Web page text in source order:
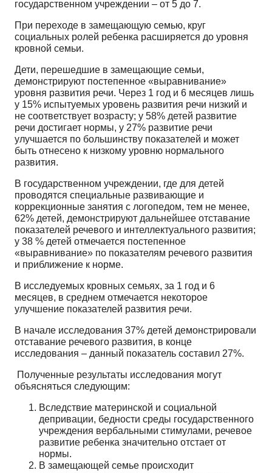
государственном учреждении – от 5 до 7.
При переходе в замещающую семью, круг
социальных ролей ребенка расширяется до уровня
кровной семьи.
Дети, перешедшие в замещающие семьи,
демонстрируют постепенное «выравнивание»
уровня развития речи. Через 1 год и 6 месяцев лишь
у 15% испытуемых уровень развития речи низкий и
не соответствует возрасту; у 58% детей развитие
речи достигает нормы, у 27% развитие речи
улучшается по большинству показателей и может
быть отнесено к низкому уровню нормального
развития.
В государственном учреждении, где для детей
проводятся специальные развивающие и
коррекционные занятия с логопедом, тем не менее,
62% детей, демонстрируют дальнейшее отставание
показателей речевого и интеллектуального развития;
у 38 % детей отмечается постепенное
«выравнивание» по показателям речевого развития
и приближение к норме.
В исследуемых кровных семьях, за 1 год и 6
месяцев, в среднем отмечается некоторое
улучшение показателей развития речи.
В начале исследования 37% детей демонстрировали
отставание речевого развития, в конце
исследования – данный показатель составил 27%.
Полученные результаты исследования могут
объясняться следующим:
Вследствие материнской и социальной
депривации, бедности среды государственного
учреждения вербальными стимулами, речевое
развитие ребенка значительно отстает от
нормы.
В замещающей семье происходит